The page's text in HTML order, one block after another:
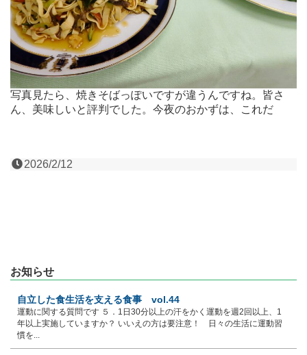
写真見たら、焼きそばっぽいですが違うんですね。皆さ
ん、美味しいと評判でした。今夜のおかずは、これだ
2026/2/12
お知らせ
自立した食生活を支える食事 vol.44
運動に関する質問です ５．1日30分以上の汗をかく運動を週2回以上、1
年以上実施していますか？ いいえの方は要注意！ 日々の生活に運動習
慣を...